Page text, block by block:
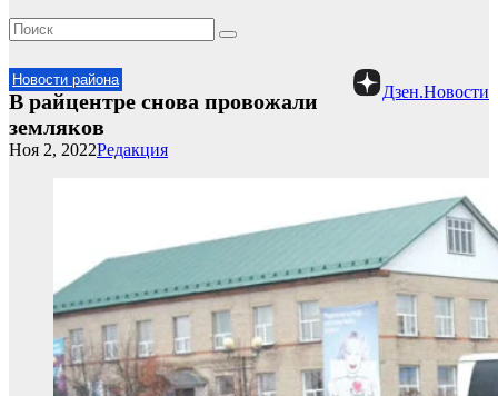
Новости района
Дзен.Новости
В райцентре снова провожали
земляков
Редакция
Ноя 2, 2022